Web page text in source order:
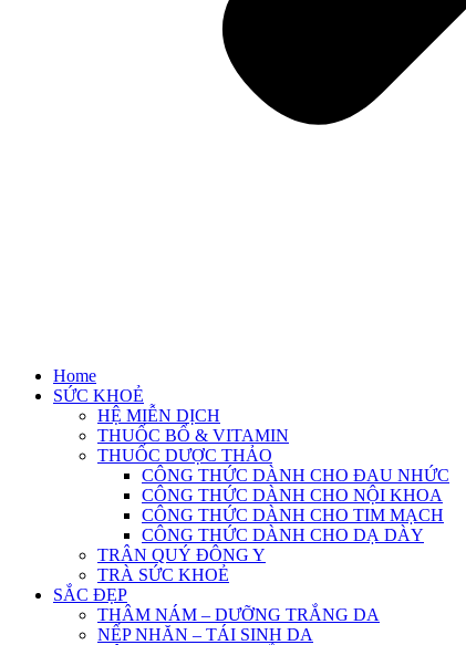
Home
SỨC KHOẺ
HỆ MIỄN DỊCH
THUỐC BỔ & VITAMIN
THUỐC DƯỢC THẢO
CÔNG THỨC DÀNH CHO ĐAU NHỨC
CÔNG THỨC DÀNH CHO NỘI KHOA
CÔNG THỨC DÀNH CHO TIM MẠCH
CÔNG THỨC DÀNH CHO DẠ DÀY
TRÂN QUÝ ĐÔNG Y
TRÀ SỨC KHOẺ
SẮC ĐẸP
THÂM NÁM – DƯỠNG TRẮNG DA
NẾP NHĂN – TÁI SINH DA